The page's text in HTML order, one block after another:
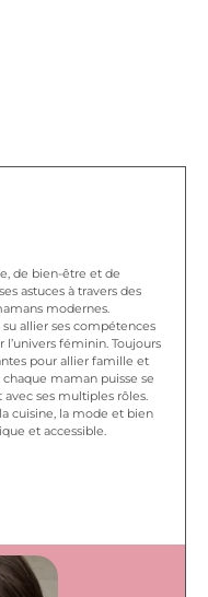
de bien-être et de
astuces à travers des
modernes.
allier ses compétences
féminin. Toujours
pour allier famille et
maman puisse se
ses multiples rôles.
cuisine, la mode et bien
et accessible.